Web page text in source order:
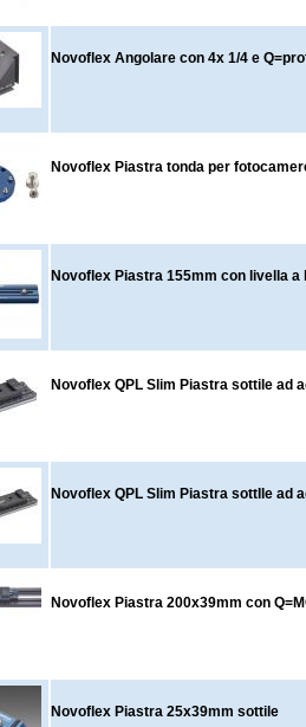
Novoflex Angolare con 4x 1/4 e
Novoflex Piastra tonda per
Novoflex Piastra 155mm con livella a
Novoflex QPL Slim Piastra sottile ad
Novoflex QPL Slim Piastra sottIle ad
Novoflex Piastra 200x39mm con
Novoflex Piastra 25x39mm sottile